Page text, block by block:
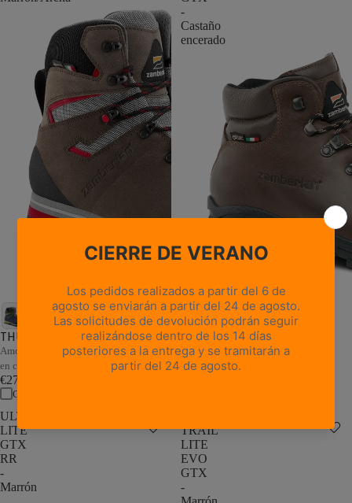
THUNDER GTX - Marrón/Arena
Amortiguación adaptativa y estabilidad
en cada paso
€279,00
Comparar
-
Castaño
encerado
18 reseñas
NUEVA TRAIL LITE GTX -
Castaño encerado
Cuero de grano completo resistente,
estilo atemporal
€235,00
ULTRA
LITE
GTX
RR
-
Marrón
TRAIL
LITE
EVO
GTX
-